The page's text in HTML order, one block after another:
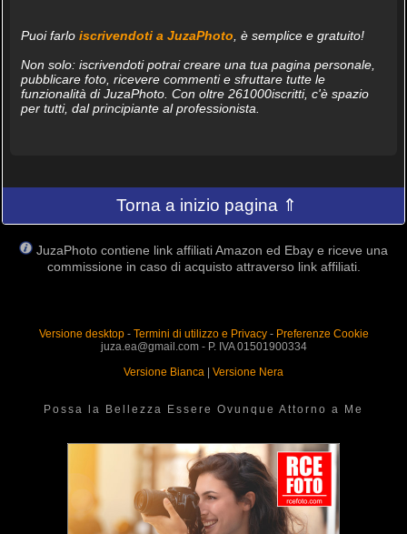
Puoi farlo iscrivendoti a JuzaPhoto , è semplice e gratuito!
Non solo: iscrivendoti potrai creare una tua pagina personale,
pubblicare foto, ricevere commenti e sfruttare tutte le
funzionalità di JuzaPhoto. Con oltre 261000iscritti, c'è spazio
per tutti, dal principiante al professionista.
Torna a inizio pagina ⇑
JuzaPhoto contiene link affiliati Amazon ed Ebay e riceve una
commissione in caso di acquisto attraverso link affiliati.
Versione desktop- Termini di utilizzo e Privacy- Preferenze Cookie
juza.ea@gmail.com - P. IVA 01501900334
Versione Bianca
Versione Nera
Possa la Bellezza Essere Ovunque Attorno a Me